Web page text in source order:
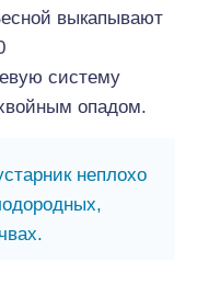
выкапывают
систему
опадом.
неплохо